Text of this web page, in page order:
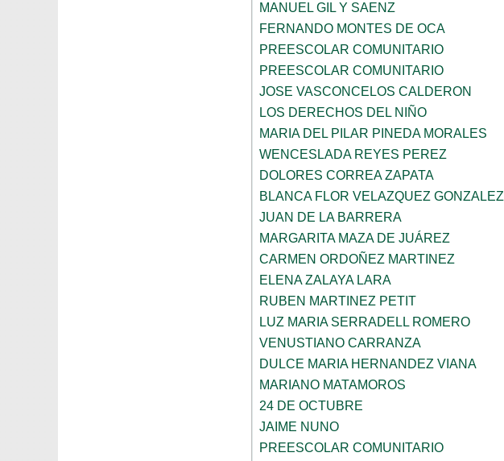
MANUEL GIL Y SAENZ
FERNANDO MONTES DE OCA
PREESCOLAR COMUNITARIO
PREESCOLAR COMUNITARIO
JOSE VASCONCELOS CALDERON
LOS DERECHOS DEL NIÑO
MARIA DEL PILAR PINEDA MORALES
WENCESLADA REYES PEREZ
DOLORES CORREA ZAPATA
BLANCA FLOR VELAZQUEZ GONZALEZ
JUAN DE LA BARRERA
MARGARITA MAZA DE JUÁREZ
CARMEN ORDOÑEZ MARTINEZ
ELENA ZALAYA LARA
RUBEN MARTINEZ PETIT
LUZ MARIA SERRADELL ROMERO
VENUSTIANO CARRANZA
DULCE MARIA HERNANDEZ VIANA
MARIANO MATAMOROS
24 DE OCTUBRE
JAIME NUNO
PREESCOLAR COMUNITARIO